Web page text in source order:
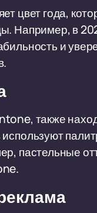
цвет года,
Например, в
и
также
пастельные